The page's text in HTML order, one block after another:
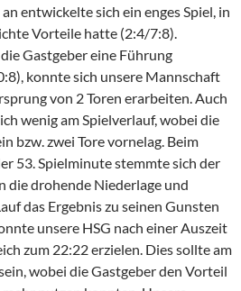
entwickelte sich ein enges Spiel, in
Vorteile hatte (2:4/7:8).
Gastgeber eine Führung
konnte sich unsere Mannschaft
von 2 Toren erarbeiten. Auch
wenig am Spielverlauf, wobei die
bzw. zwei Tore vornelag. Beim
53. Spielminute stemmte sich der
die drohende Niederlage und
das Ergebnis zu seinen Gunsten
unsere HSG nach einer Auszeit
zum 22:22 erzielen. Dies sollte am
wobei die Gastgeber den Vorteil